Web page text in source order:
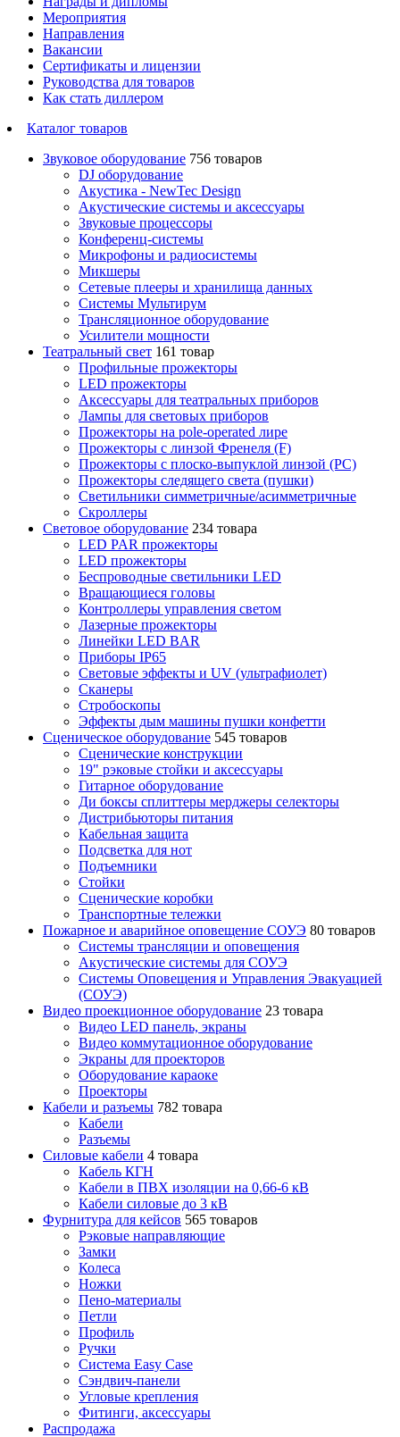
Мероприятия
Направления
Вакансии
Сертификаты и лицензии
Руководства для товаров
Как стать диллером
Каталог товаров
Звуковое оборудование 756 товаров
DJ оборудование
Акустика - NewTec Design
Акустические системы и аксессуары
Звуковые процессоры
Конференц-системы
Микрофоны и радиосистемы
Микшеры
Сетевые плееры и хранилища данных
Системы Мультирум
Трансляционное оборудование
Усилители мощности
Театральный свет 161 товар
Профильные прожекторы
LED прожекторы
Аксессуары для театральных приборов
Лампы для световых приборов
Прожекторы на pole-operated лире
Прожекторы с линзой Френеля (F)
Прожекторы с плоско-выпуклой линзой (PC)
Прожекторы следящего света (пушки)
Светильники симметричные/асимметричные
Скроллеры
Световое оборудование 234 товара
LED PAR прожекторы
LED прожекторы
Беспроводные светильники LED
Вращающиеся головы
Контроллеры управления светом
Лазерные прожекторы
Линейки LED BAR
Приборы IP65
Световые эффекты и UV (ультрафиолет)
Сканеры
Стробоскопы
Эффекты дым машины пушки конфетти
Сценическое оборудование 545 товаров
Сценические конструкции
19" рэковые стойки и аксесcуары
Гитарное оборудование
Ди боксы сплиттеры мерджеры селекторы
Дистрибьюторы питания
Кабельная защита
Подсветка для нот
Подъемники
Стойки
Сценические коробки
Транспортные тележки
Пожарное и аварийное оповещение СОУЭ 80 товаров
Cистемы трансляции и оповещения
Акустические системы для СОУЭ
Системы Оповещения и Управления Эвакуацией
(СОУЭ)
Видео проекционное оборудование 23 товара
Видео LED панель, экраны
Видео коммутационное оборудование
Экраны для проекторов
Оборудование караоке
Проекторы
Кабели и разъемы 782 товара
Кабели
Разъемы
Силовые кабели 4 товара
Кабель КГН
Кабели в ПВХ изоляции на 0,66-6 кВ
Кабели силовые до 3 кВ
Фурнитура для кейсов 565 товаров
Рэковые направляющие
Замки
Колеса
Ножки
Пено-материалы
Петли
Профиль
Ручки
Система Easy Case
Сэндвич-панели
Угловые крепления
Фитинги, аксессуары
Распродажа